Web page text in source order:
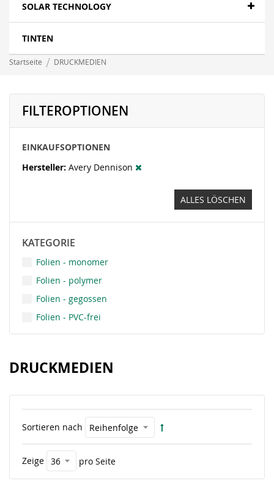
Folien- polymer
LFP wasserbasierend - Papier
LFP wasserbasierend - Canvas
LFP wasserbasierend - Folie
LFP wasserbasierend - Textil
Banner - Mesh
SOLAR TECHNOLOGY
TINTEN
Startseite DRUCKMEDIEN
DRUCKMEDIEN
Sortieren nach
Zeige pro Seite
FILTEROPTIONEN
EINKAUFSOPTIONEN
Hersteller Avery Dennison
ALLES LÖSCHEN
KATEGORIE
Folien - monomer
Folien - polymer
Folien - gegossen
Folien - PVC-frei